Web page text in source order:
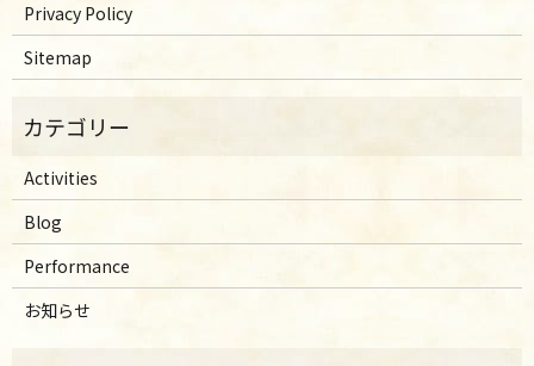
Privacy Policy
Sitemap
Activities
Blog
Performance
お知らせ